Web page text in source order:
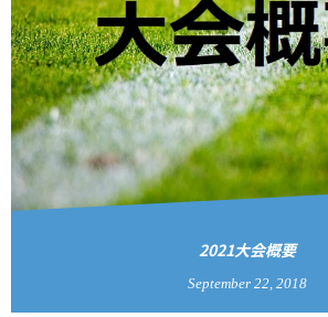
2021大会概要
September 22 2018